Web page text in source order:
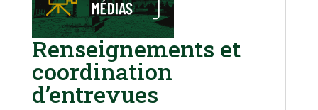
Renseignements et
coordination
d’entrevues